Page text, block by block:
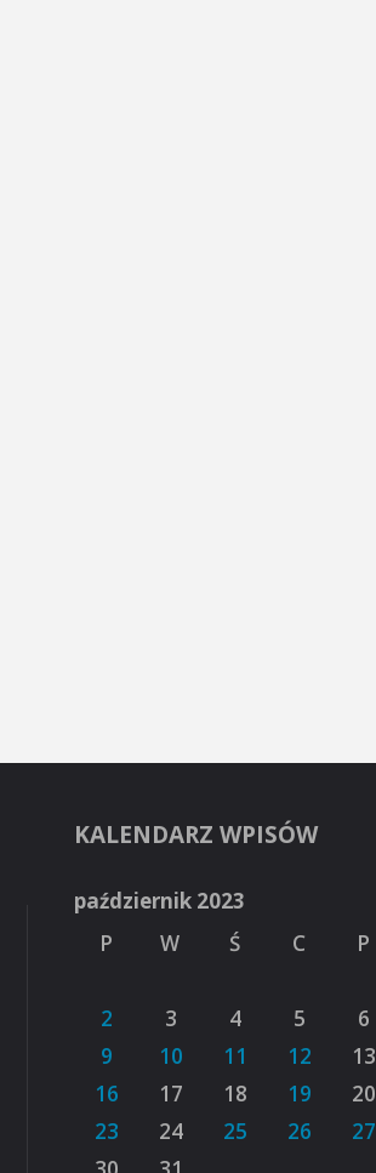
KALENDARZ WPISÓW
październik 2023
P
W Ś C P
2
3 4 5 6
9
10 11 12 13
16
17 18 19 20
23
24 25 26 27